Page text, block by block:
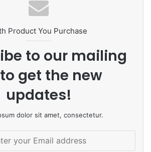
Product You Purchase
to our mailing
get the new
updates!
dolor sit amet, consectetur.